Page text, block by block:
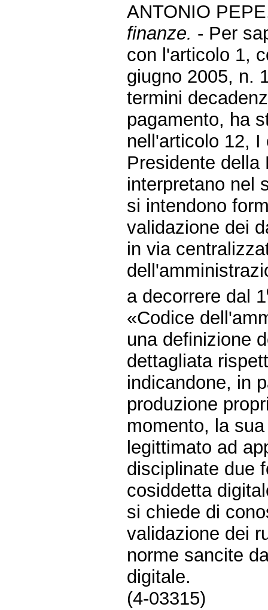
ANTONIO
finanze. - Per
con l'articolo 1,
giugno 2005, n.
termini
pagamento, ha
nell'articolo 12,
Presidente della
interpretano nel
si intendono
validazione dei
in via
a decorrere dal 1
«Codice
una definizione
dettagliata
indicandone, in
produzione
momento, la
legittimato ad
disciplinate due
cosiddetta
si chiede di
validazione dei
norme sancite
digitale.
(4-03315)